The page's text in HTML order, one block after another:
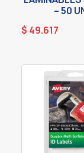
– 50
$ 49.617